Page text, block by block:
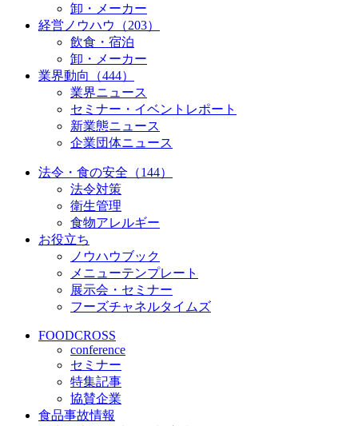
卸・メーカー
経営ノウハウ（203）
飲食・宿泊
卸・メーカー
業界動向（444）
業界ニュース
セミナー・イベントレポート
新業態ニュース
企業団体ニュース
法令・食の安全（144）
法令対策
衛生管理
食物アレルギー
お役立ち
ノウハウブック
メニューテンプレート
展示会・セミナー
フーズチャネルタイムズ
FOODCROSS
conference
セミナー
特集記事
協賛企業
食品事故情報